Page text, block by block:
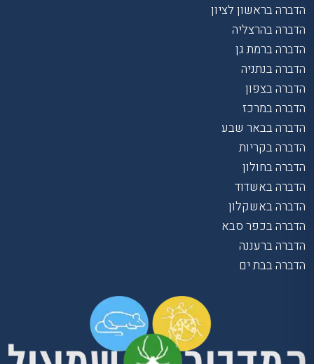
הדברה בראשון לציון
הדברה בהרצליה
הדברה ברמת גן
הדברה בנתניה
הדברה בצפון
הדברה במרכז
הדברה בבאר שבע
הדברה בקריות
הדברה בחולון
הדברה באשדוד
הדברה באשקלון
הדברה בכפר סבא
הדברה ברעננה
הדברה בבת ים